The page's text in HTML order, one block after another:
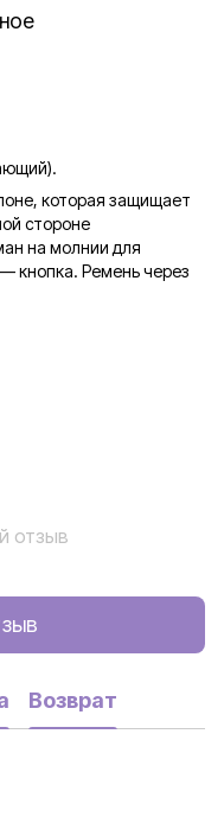
которая защищает
стороне
на молнии для
кнопка. Ремень через
отзыв
Возврат